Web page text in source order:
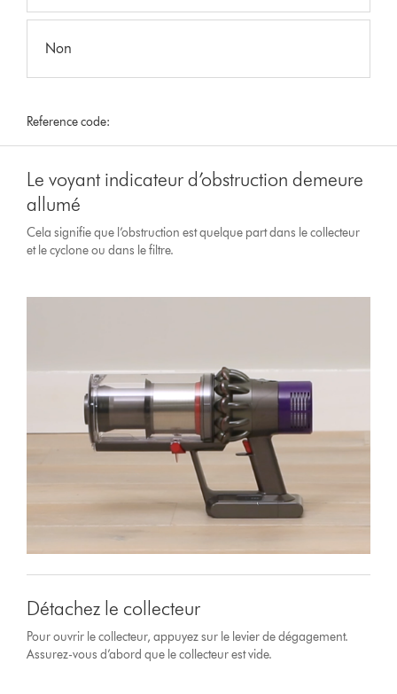
Non
Reference code:
Le voyant indicateur d’obstruction demeure
allumé
Cela signifie que l’obstruction est quelque part dans le collecteur
et le cyclone ou dans le filtre.
Détachez le collecteur
Pour ouvrir le collecteur, appuyez sur le levier de dégagement.
Assurez-vous d’abord que le collecteur est vide.